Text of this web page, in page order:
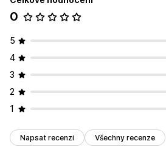
0
5
4
3
2
1
Napsat recenzi Všechny recenze